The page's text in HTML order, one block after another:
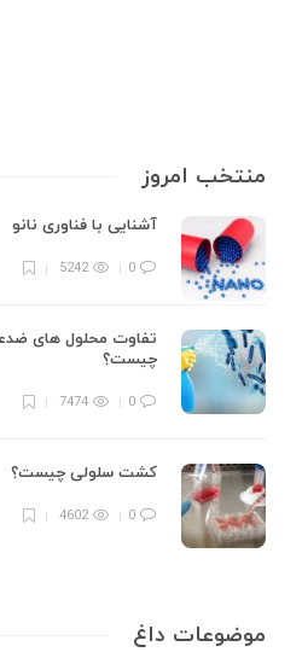
منتخب امروز
آشنایی با فناوری نانو
0
5242
تفاوت محلول های
چیست؟
0
7474
کشت سلولی چیست؟
0
4602
موضوعات داغ